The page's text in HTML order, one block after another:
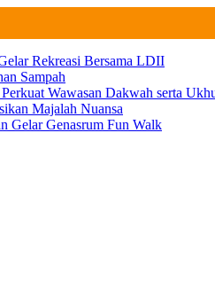
Rekreasi Bersama LDII
Sampah
Wawasan Dakwah serta
Majalah Nuansa
Gelar Genasrum Fun Walk